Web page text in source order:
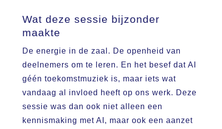
Wat deze sessie bijzonder
maakte
De energie in de zaal. De openheid van
deelnemers om te leren. En het besef dat AI
géén toekomstmuziek is, maar iets wat
vandaag al invloed heeft op ons werk. Deze
sessie was dan ook niet alleen een
kennismaking met AI, maar ook een aanzet